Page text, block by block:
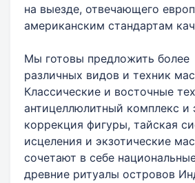
на выезде, отвечающего
американским стандартам
Мы готовы предложить более
различных видов и техник
Классические и восточные
антицеллюлитный комплекс и
коррекция фигуры, тайская
исцеления и экзотические
сочетают в себе
древние ритуалы островов